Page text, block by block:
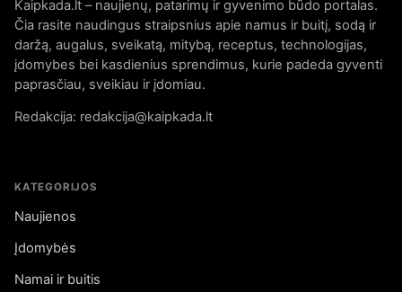
Kaipkada.lt – naujienų, patarimų ir gyvenimo būdo portalas.
Čia rasite naudingus straipsnius apie namus ir buitį, sodą ir
daržą, augalus, sveikatą, mitybą, receptus, technologijas,
įdomybes bei kasdienius sprendimus, kurie padeda gyventi
paprasčiau, sveikiau ir įdomiau.
Redakcija: redakcija@kaipkada.lt
KATEGORIJOS
Naujienos
Įdomybės
Namai ir buitis